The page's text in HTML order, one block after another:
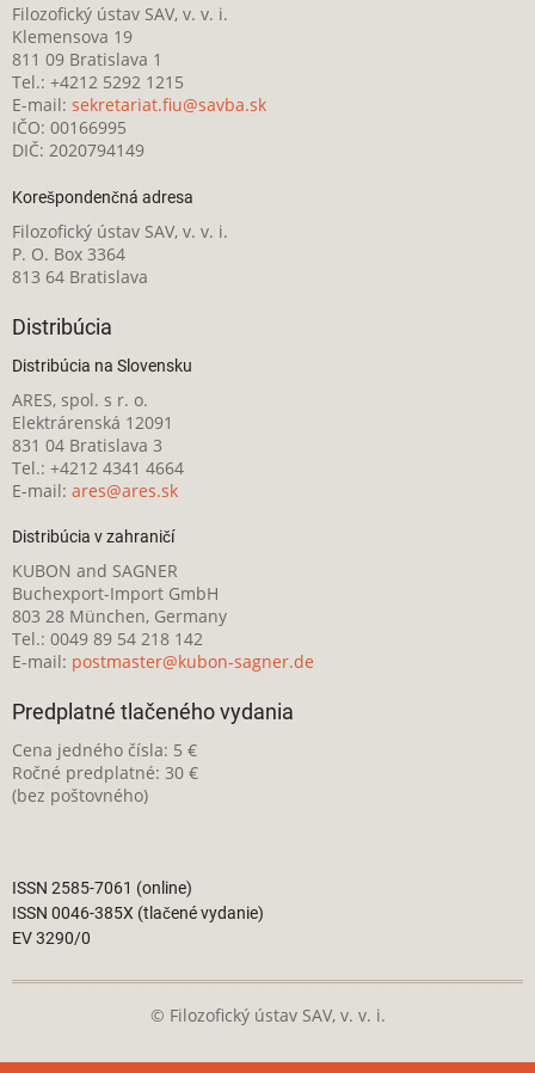
Filozofický ústav SAV, v. v. i.
Klemensova 19
811 09 Bratislava 1
Tel.: +4212 5292 1215
E-mail: sekretariat.fiu@savba.sk
IČO: 00166995
DIČ: 2020794149
Korešpondenčná adresa
Filozofický ústav SAV, v. v. i.
P. O. Box 3364
813 64 Bratislava
Distribúcia
Distribúcia na Slovensku
ARES, spol. s r. o.
Elektrárenská 12091
831 04 Bratislava 3
Tel.: +4212 4341 4664
E-mail: ares@ares.sk
Distribúcia v zahraničí
KUBON and SAGNER
Buchexport-Import GmbH
803 28 München, Germany
Tel.: 0049 89 54 218 142
E-mail: postmaster@kubon-sagner.de
Predplatné tlačeného vydania
Cena jedného čísla: 5 €
Ročné predplatné: 30 €
(bez poštovného)
ISSN 2585-7061 (online)
ISSN 0046-385X (tlačené vydanie)
EV 3290/0
© Filozofický ústav SAV, v. v. i.